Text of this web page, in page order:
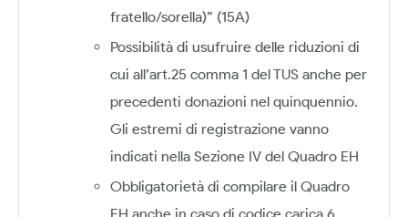
fratello/sorella)” (15A)
Possibilità di usufruire delle riduzioni di
cui all’art.25 comma 1 del TUS anche per
precedenti donazioni nel quinquennio.
Gli estremi di registrazione vanno
indicati nella Sezione IV del Quadro EH
Obbligatorietà di compilare il Quadro